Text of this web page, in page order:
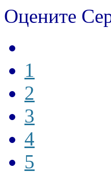
Оцените
1
2
3
4
5